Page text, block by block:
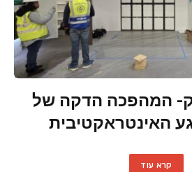
המהפכה הדקה של
האינטראקטיבית
קרא עוד